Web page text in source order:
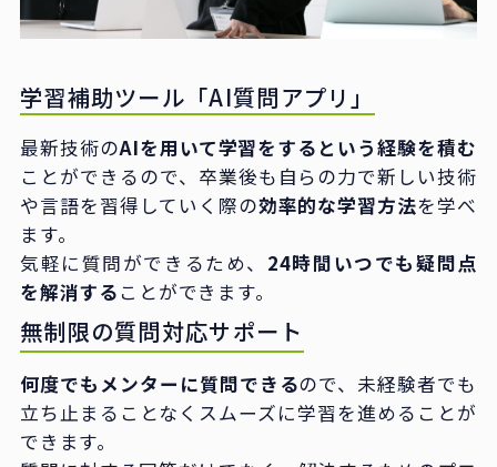
学習補助ツール「AI質問アプリ」
最新技術のAIを用いて学習をするという経験を積む
ことができるので、卒業後も自らの力で新しい技術
や言語を習得していく際の効率的な学習方法を学べ
ます。
気軽に質問ができるため、 24時間いつでも疑問点
を解消する ことができます。
無制限の質問対応サポート
何度でもメンターに質問できるので、未経験者でも
立ち止まることなくスムーズに学習を進めることが
できます。